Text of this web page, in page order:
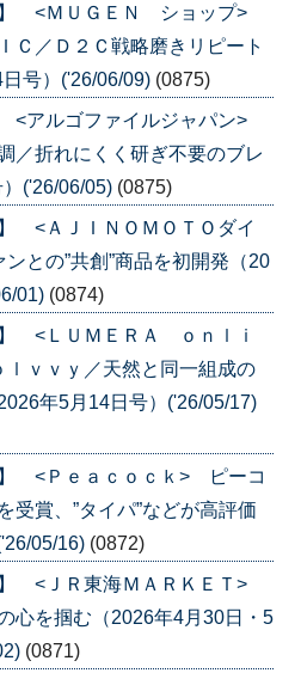
】 <ＭＵＧＥＮ ショップ>
／Ｄ２Ｃ戦略磨きリピート
号）('26/06/09) (0875)
<アルゴファイルジャパン>
／折れにくく研ぎ不要のブレ
('26/06/05) (0875)
<ＡＪＩＮＯＭＯＴＯダイ
との”共創”商品を初開発（20
01) (0874)
<ＬＵＭＥＲＡ ｏｎｌｉ
ｖｖｙ／天然と同一組成の
年5月14日号）('26/05/17)
<Ｐｅａｃｏｃｋ> ピーコ
受賞、”タイパ”などが高評価
05/16) (0872)
<ＪＲ東海ＭＡＲＫＥＴ>
心を掴む（2026年4月30日・5
(0871)